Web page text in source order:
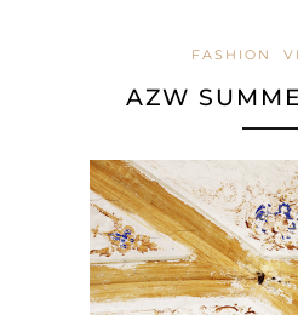
FASHION
AZW